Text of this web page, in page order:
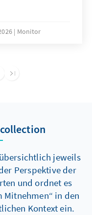
auf
Expertinnen
die Vorgabe von
Truppe bis 2035
Monitor
jeweils
Perspektive der
und ordnet es
Mitnehmen“ in den
Kontext ein.